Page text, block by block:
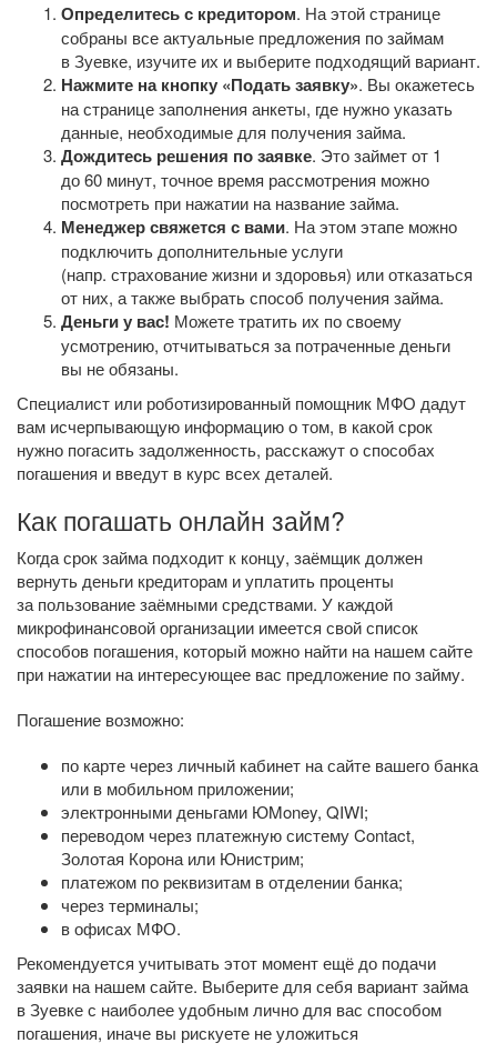
Определитесь с кредитором. На этой странице
собраны все актуальные предложения по займам
в Зуевке, изучите их и выберите подходящий вариант.
Нажмите на кнопку «Подать заявку». Вы окажетесь
на странице заполнения анкеты, где нужно указать
данные, необходимые для получения займа.
Дождитесь решения по заявке. Это займет от 1
до 60 минут, точное время рассмотрения можно
посмотреть при нажатии на название займа.
Менеджер свяжется с вами. На этом этапе можно
подключить дополнительные услуги
(напр. страхование жизни и здоровья) или отказаться
от них, а также выбрать способ получения займа.
Деньги у вас! Можете тратить их по своему
усмотрению, отчитываться за потраченные деньги
вы не обязаны.
Специалист или роботизированный помощник МФО дадут
вам исчерпывающую информацию о том, в какой срок
нужно погасить задолженность, расскажут о способах
погашения и введут в курс всех деталей.
Как погашать онлайн займ?
Когда срок займа подходит к концу, заёмщик должен
вернуть деньги кредиторам и уплатить проценты
за пользование заёмными средствами. У каждой
микрофинансовой организации имеется свой список
способов погашения, который можно найти на нашем сайте
при нажатии на интересующее вас предложение по займу.
Погашение возможно:
по карте через личный кабинет на сайте вашего банка
или в мобильном приложении;
электронными деньгами ЮMoney, QIWI;
переводом через платежную систему Contact,
Золотая Корона или Юнистрим;
платежом по реквизитам в отделении банка;
через терминалы;
в офисах МФО.
Рекомендуется учитывать этот момент ещё до подачи
заявки на нашем сайте. Выберите для себя вариант займа
в Зуевке с наиболее удобным лично для вас способом
погашения, иначе вы рискуете не уложиться